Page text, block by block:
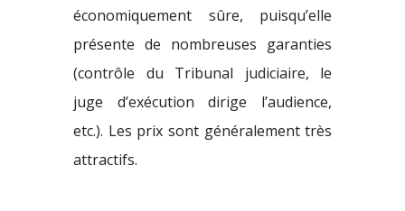
économiquement sûre, puisqu’elle
présente de nombreuses garanties
(contrôle du Tribunal judiciaire, le
juge d’exécution dirige l’audience,
etc.). Les prix sont généralement très
attractifs.